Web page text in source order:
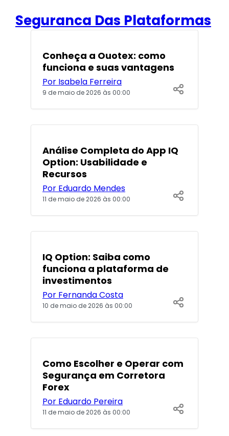
Seguranca Das Plataformas
POPULARES
Conheça a Ouotex: como
funciona e suas vantagens
Por Isabela Ferreira
9 de maio de 2026 às 00:00
POPULARES
Análise Completa do App IQ
Option: Usabilidade e
Recursos
Por Eduardo Mendes
11 de maio de 2026 às 00:00
POPULARES
IQ Option: Saiba como
funciona a plataforma de
investimentos
Por Fernanda Costa
10 de maio de 2026 às 00:00
POPULARES
Como Escolher e Operar com
Segurança em Corretora
Forex
Por Eduardo Pereira
11 de maio de 2026 às 00:00